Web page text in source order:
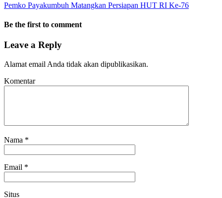
Pemko Payakumbuh Matangkan Persiapan HUT RI Ke-76
Be the first to comment
Leave a Reply
Alamat email Anda tidak akan dipublikasikan.
Komentar
Nama *
Email *
Situs